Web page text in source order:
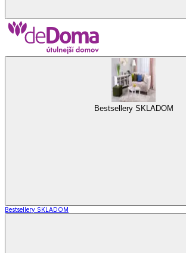
Bestsellery SKLADOM
Bestsellery SKLADOM